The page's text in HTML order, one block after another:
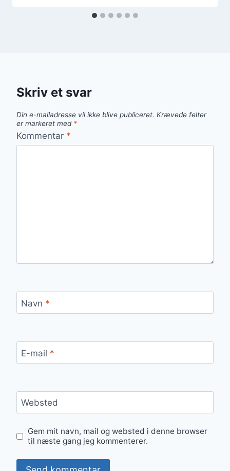
Skriv et svar
Din e-mailadresse vil ikke blive publiceret. Krævede felter
er markeret med *
Kommentar *
Navn *
E-mail *
Websted
Gem mit navn, mail og websted i denne browser
til næste gang jeg kommenterer.